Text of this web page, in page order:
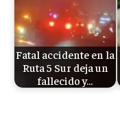
Fatal accidente en la
Ruta 5 Sur deja un
fallecido y…